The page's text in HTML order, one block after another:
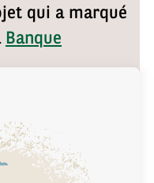
qui a marqué
Banque